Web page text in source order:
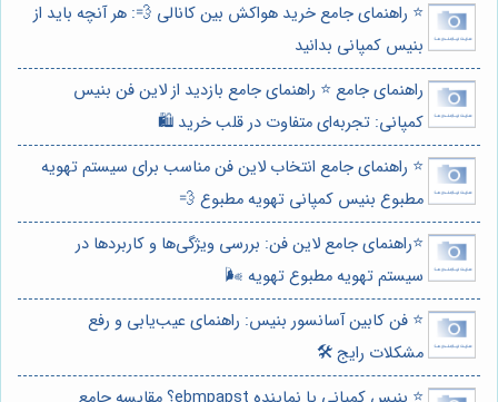
⭐️ راهنمای جامع خرید هواکش بین کانالی 💨: هر آنچه باید از
بنیس کمپانی بدانید
راهنمای جامع ⭐️ راهنمای جامع بازدید از لاین فن بنیس
کمپانی: تجربه‌ای متفاوت در قلب خرید 🛍️
⭐️ راهنمای جامع انتخاب لاین فن مناسب برای سیستم تهویه
مطبوع بنیس کمپانی تهویه مطبوع 💨
⭐️راهنمای جامع لاین فن: بررسی ویژگی‌ها و کاربردها در
سیستم تهویه مطبوع تهویه 🌬️
⭐️ فن کابین آسانسور بنیس: راهنمای عیب‌یابی و رفع
مشکلات رایج 🛠️